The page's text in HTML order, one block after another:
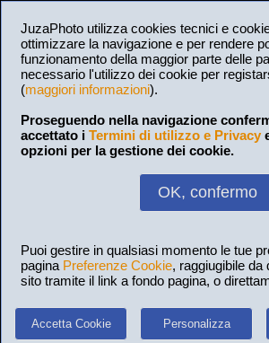
JuzaPhoto utilizza cookies tecnici e
ottimizzare la navigazione e per rendere
funzionamento della maggior parte delle
necessario l'utilizzo dei cookie per
(maggiori informazioni).
Proseguendo nella navigazione
accettato i Termini di utilizzo e Privacy
opzioni per la gestione dei cookie.
OK, confermo
Puoi gestire in qualsiasi momento le tue
pagina Preferenze Cookie, raggiugibile da
sito tramite il link a fondo pagina, o
Accetta Cookie Personalizza